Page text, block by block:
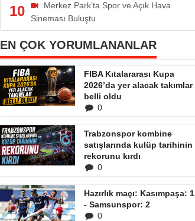
10
Merkez Park’ta Spor ve Açık Hava
Sineması Buluştu
EN ÇOK YORUMLANANLAR
FIBA Kıtalararası Kupa
2026’da yer alacak takımlar
belli oldu
0
Trabzonspor kombine
satışlarında kulüp tarihinin
rekorunu kırdı
0
Hazırlık maçı: Kasımpaşa: 1
- Samsunspor: 2
0